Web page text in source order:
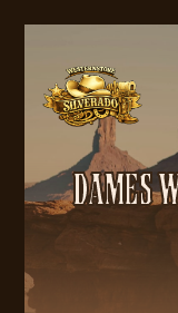
DAMES